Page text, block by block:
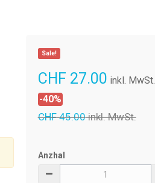
Sale!
CHF 27.00 inkl. MwSt.
-40%
CHF 45.00inkl. MwSt.
Anzhal